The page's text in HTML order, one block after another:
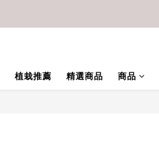
植栽推薦 精選商品 商品